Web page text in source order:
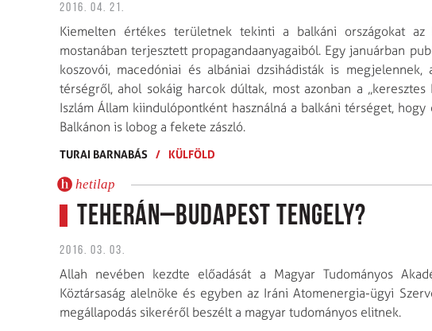
2016. 04. 21.
Kiemelten értékes területnek tekinti a balkáni országokat
mostanában terjesztett propagandaanyagaiból. Egy januárban
koszovói, macedóniai és albániai dzsihádisták is
térségről, ahol sokáig harcok dúltak, most azonban a
Iszlám Állam kiindulópontként használná a balkáni térséget,
Balkánon is lobog a fekete zászló.
TURAI BARNABÁS / KÜLFÖLD
hetilap
Teherán–Budapest tengely?
2016. 03. 03.
Allah nevében kezdte előadását a Magyar Tudományos
Köztársaság alelnöke és egyben az Iráni Atomenergia-ügyi
megállapodás sikeréről beszélt a magyar tudományos elitnek.